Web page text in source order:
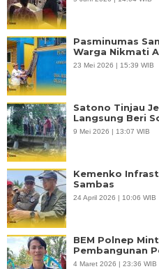
Pasminumas
Warga Nikmati
23 Mei 2026 | 15:39 WIB
Satono Tinjau
Langsung Beri
9 Mei 2026 | 13:07 WIB
Kemenko
Sambas
24 April 2026 | 10:06 WIB
BEM Polnep
Pembangunan
4 Maret 2026 | 23:36 WIB